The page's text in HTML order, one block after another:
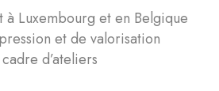
à Luxembourg et en Belgique
et de valorisation
d’ateliers